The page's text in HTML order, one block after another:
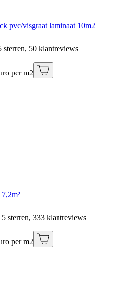
pvc/visgraat laminaat 10m2
sterren, 50 klantreviews
per m2
sterren, 333 klantreviews
per m2